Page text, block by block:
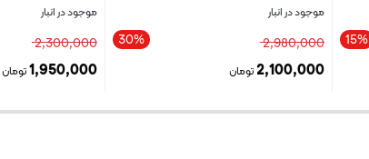
15%
موجود در انبار
30% 2,980,000
2,100,000 تومان
بستن
موجود در انبار
2,300,000
1,950,000تومان
بستن